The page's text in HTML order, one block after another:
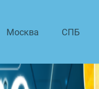
Москва СПБ